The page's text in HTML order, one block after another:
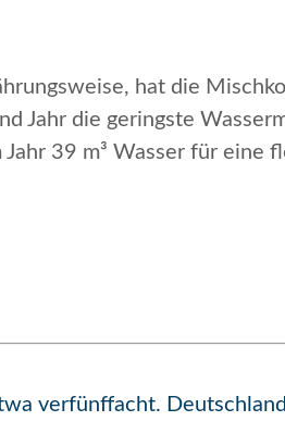
hat die
Jahr die geringste
39 m³ Wasser für eine
verfünffacht.